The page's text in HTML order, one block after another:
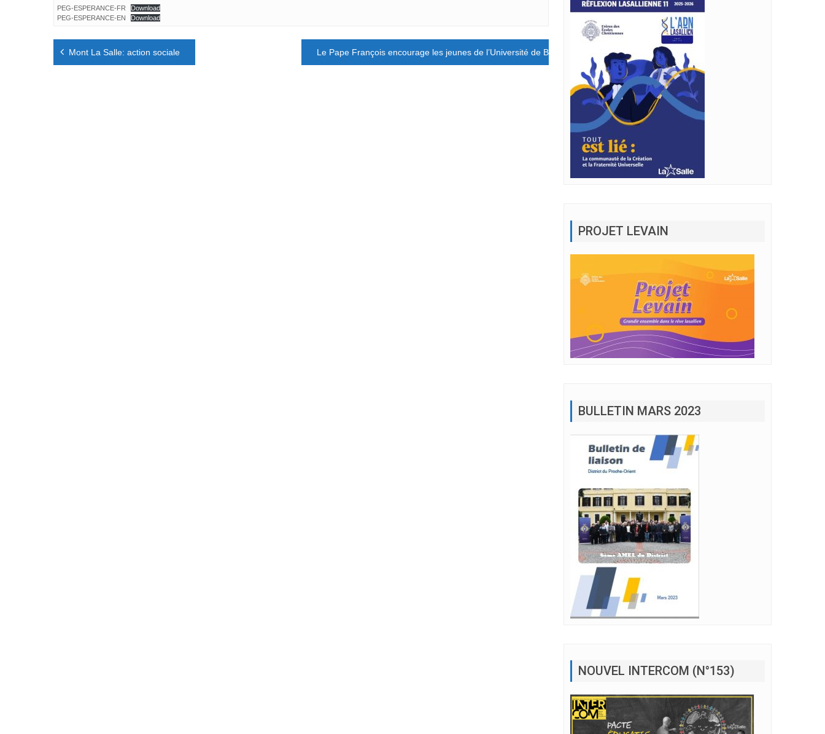
PEG-ESPERANCE-FR
Download
PEG-ESPERANCE-EN
Download
Navigation
de
Mont La Salle: action sociale Le Pape François encourage les jeunes de l’Université de Bethléem à « construire un avenir de dialogue »
PROJET LEVAIN
BULLETIN MARS 2023
NOUVEL INTERCOM (N°153)